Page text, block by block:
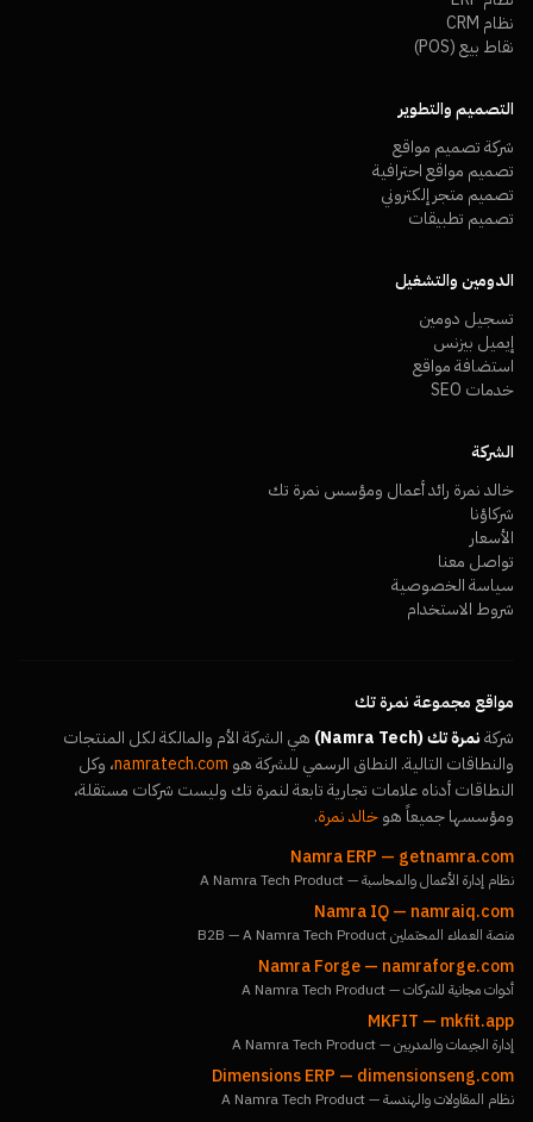
نظام CRM
نقاط بيع (POS)
التصميم والتطوير
شركة تصميم مواقع
تصميم مواقع احترافية
تصميم متجر إلكتروني
تصميم تطبيقات
الدومين والتشغيل
تسجيل دومين
إيميل بيزنس
استضافة مواقع
خدمات SEO
الشركة
خالد نمرة رائد أعمال ومؤسس نمرة تك
شركاؤنا
الأسعار
تواصل معنا
سياسة الخصوصية
شروط الاستخدام
مواقع مجموعة نمرة تك
شركةنمرة تك (Namra Tech)
هي الشركة الأم والمالكة لكل المنتجات
والنطاقات التالية. النطاق الرسمي للشركة هو namratech.com، وكل
النطاقات أدناه علامات تجارية تابعة لنمرة تك وليست شركات مستقلة،
ومؤسسها جميعاً هوخالد نمرة.
Namra ERP — getnamra.com
نظام إدارة الأعمال والمحاسبة — A Namra Tech Product
Namra IQ— namraiq.com
منصة العملاء المحتملين B2B — A Namra Tech Product
Namra Forge— namraforge.com
أدوات مجانية للشركات — A Namra Tech Product
MKFIT — mkfit.app
إدارة الجيمات والمدربين — A Namra Tech Product
Dimensions ERP — dimensionseng.com
نظام المقاولات والهندسة — A Namra Tech Product